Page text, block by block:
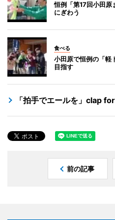
恒例「第17回小田原
にぎわう
食べる
小田原で恒例の「軽
目指す
「拍手でエールを」clap
前の記事